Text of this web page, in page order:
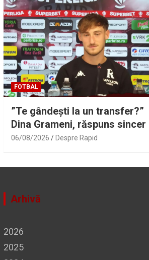
FOTBAL
”Te gândești la un transfer?”
Dina Grameni, răspuns sincer
Sport.ro
06/08/2026 Despre Rapid
Arhivă
2026
2025